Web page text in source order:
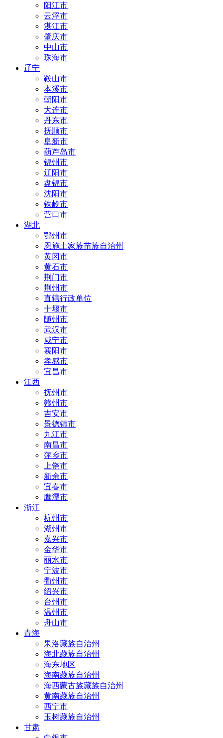
阳江市
云浮市
湛江市
肇庆市
中山市
珠海市
辽宁
鞍山市
本溪市
朝阳市
大连市
丹东市
抚顺市
阜新市
葫芦岛市
锦州市
辽阳市
盘锦市
沈阳市
铁岭市
营口市
湖北
鄂州市
恩施土家族苗族自治州
黄冈市
黄石市
荆门市
荆州市
直辖行政单位
十堰市
随州市
武汉市
咸宁市
襄阳市
孝感市
宜昌市
江西
抚州市
赣州市
吉安市
景德镇市
九江市
南昌市
萍乡市
上饶市
新余市
宜春市
鹰潭市
浙江
杭州市
湖州市
嘉兴市
金华市
丽水市
宁波市
衢州市
绍兴市
台州市
温州市
舟山市
青海
果洛藏族自治州
海北藏族自治州
海东地区
海南藏族自治州
海西蒙古族藏族自治州
黄南藏族自治州
西宁市
玉树藏族自治州
甘肃